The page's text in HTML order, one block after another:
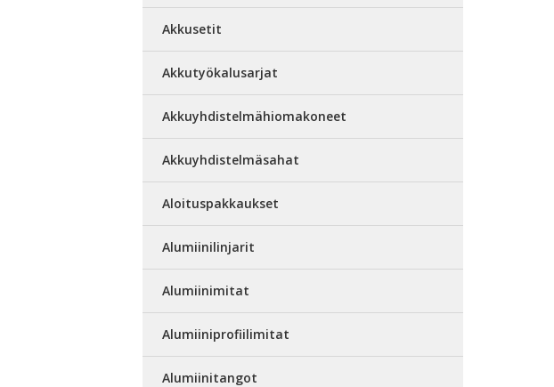
Akkusetit
Akkutyökalusarjat
Akkuyhdistelmähiomakoneet
Akkuyhdistelmäsahat
Aloituspakkaukset
Alumiinilinjarit
Alumiinimitat
Alumiiniprofiilimitat
Alumiinitangot